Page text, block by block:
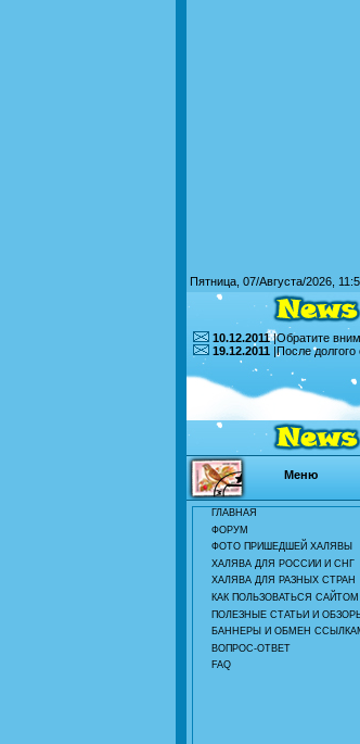
Пятница, 07/Августа/2026,
10.12.2011|Обратите
19.12.2011 |После
Меню
ГЛАВНАЯ
ФОРУМ
ФОТО ПРИШЕДШЕЙ ХАЛЯВЫ
ХАЛЯВА ДЛЯ РОССИИ И СНГ
ХАЛЯВА ДЛЯ РАЗНЫХ СТРАН
КАК ПОЛЬЗОВАТЬСЯ САЙТОМ
ПОЛЕЗНЫЕ СТАТЬИ И
БАННЕРЫ И ОБМЕН
ВОПРОС-ОТВЕТ
FAQ